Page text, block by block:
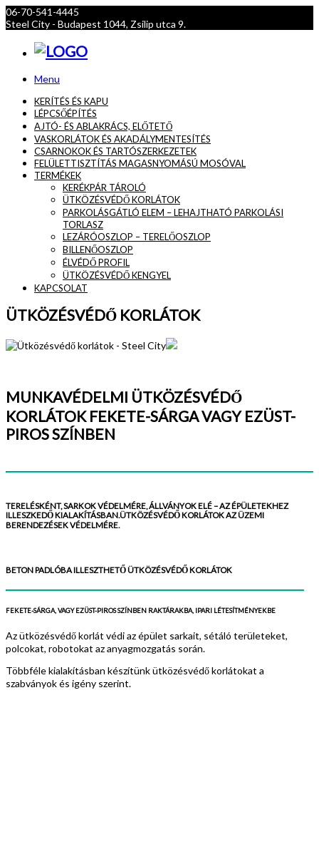
06-70-541-4445
Steel City - Budapest 1044, Zsilip utca 9.
Menu
KERÍTÉS ÉS KAPU
LÉPCSŐÉPÍTÉS
AJTÓ- ÉS ABLAKRÁCS, ELŐTETŐ
VASKORLÁTOK ÉS AKADÁLYMENTESÍTÉS
CSARNOKOK ÉS TARTÓSZERKEZETEK
FELÜLETTISZTÍTÁS MAGASNYOMÁSÚ MOSÓVAL
TERMÉKEK
KERÉKPÁR TÁROLÓ
ÜTKÖZÉSVÉDŐ KORLÁTOK
PARKOLÁSGÁTLÓ ELEM – LEHAJTHATÓ PARKOLÁSI
TORLASZ
LEZÁRÓOSZLOP – TERELŐOSZLOP
BILLENŐOSZLOP
ÉLVÉDŐ PROFIL
ÜTKÖZÉSVÉDŐ KENGYEL
KAPCSOLAT
ÜTKÖZÉSVÉDŐ KORLÁTOK
MUNKAVÉDELMI ÜTKÖZÉSVÉDŐ
KORLÁTOK FEKETE-SÁRGA VAGY EZÜST-
PIROS SZÍNBEN
TERELÉSKÉNT, SARKOK VÉDELMÉRE, ÁLLVÁNYOK ELÉ – AZ ÉPÜLETEKHEZ
ILLESZKEDŐ KIALAKÍTÁSBAN.ÜTKÖZÉSVÉDŐ KORLÁTOK AZ ÜZEMI
BERENDEZÉSEK VÉDELMÉRE.
BETON PADLÓBA ILLESZTHETŐ ÜTKÖZÉSVÉDŐ KORLÁTOK
FEKETE-SÁRGA, VAGY EZÜST-PIROS SZÍNBEN RAKTÁRAKBA, IPARI LÉTESÍTMÉNYEKBE
Az ütközésvédő korlát védi az épület sarkait, sétáló területeket,
polcokat, robotokat az anyagmozgatás során.
Többféle kialakításban készítünk ütközésvédő korlátokat a
szabványok és igény szerint.